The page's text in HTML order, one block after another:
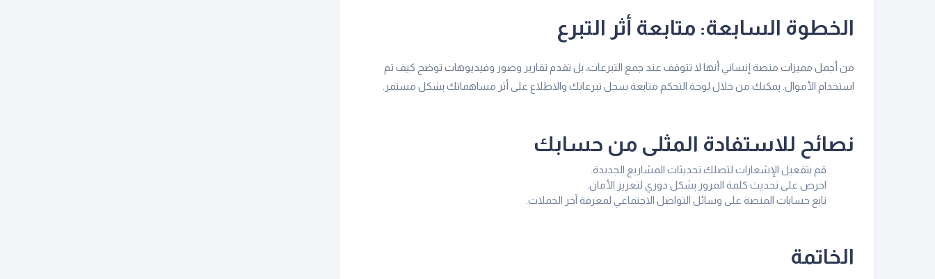
الخطوة السابعة: متابعة أثر التبرع
من أجمل مميزات منصة إنساني أنها لا تتوقف عند جمع التبرعات، بل تقدم تقارير وصور وفيديوهات توضح كيف تم
استخدام الأموال. يمكنك من خلال لوحة التحكم متابعة سجل تبرعاتك والاطلاع على أثر مساهماتك بشكل مستمر.
نصائح للاستفادة المثلى من حسابك
قم بتفعيل الإشعارات لتصلك تحديثات المشاريع الجديدة.
احرص على تحديث كلمة المرور بشكل دوري لتعزيز الأمان.
تابع حسابات المنصة على وسائل التواصل الاجتماعي لمعرفة آخر الحملات.
الخاتمة